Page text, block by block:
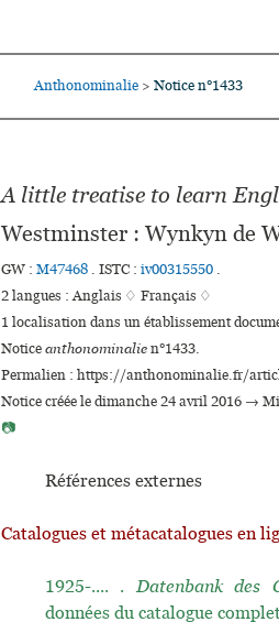
Anthonominalie > Notice n°1433
A little treatise to learn
Westminster : Wynkyn de
GW : M47468 . ISTC : iv00315550 .
2 langues :Anglais ♢ Français ♢
1 localisation dans un établissement
Noticeanthonominalien°1433.
Permalien : https://anthonominalie.fr/
Notice créée le dimanche 24 avril 2016 →
📷
Références externes
Catalogues et métacatalogues en
1925-.... .Datenbank des
données du catalogue